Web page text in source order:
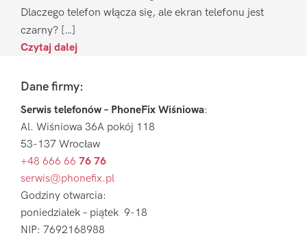
Dlaczego telefon włącza się, ale ekran telefonu jest
czarny? […]
Czytaj dalej
FooterDane firmy:
Serwis telefonów – PhoneFix Wiśniowa:
Al. Wiśniowa 36A pokój 118
53-137 Wrocław
+48 666 66 76 76
serwis@phonefix.pl
Godziny otwarcia:
poniedziałek – piątek 9-18
NIP: 7692168988